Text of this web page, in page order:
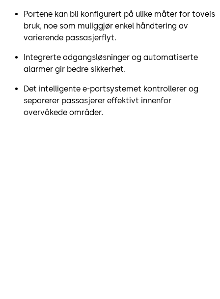
Portene kan bli konfigurert på ulike måter for toveis
bruk, noe som muliggjør enkel håndtering av
varierende passasjerflyt.
Integrerte adgangsløsninger og automatiserte
alarmer gir bedre sikkerhet.
Det intelligente e-portsystemet kontrollerer og
separerer passasjerer effektivt innenfor
overvåkede områder.